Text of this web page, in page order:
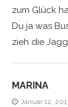
zum Glück
Du ja was
zieh die
MARINA
Januar 12,